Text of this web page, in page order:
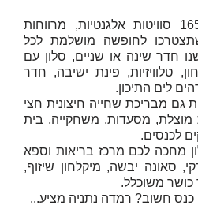
ברמדה נתניה תמצאו 165 סוויטות אלגנטיות, מרווחות
לחופשה מושלמת לכל
חדר שינה או שניים, סלון עם
טלוויזיות, פינת ישיבה, חדר
לים התיכון.
גם מבריכת שחייה חיצונית חצי
מוצלת, מסעדות, משחקייה, בית
לכנסים.
מחכה לכם מרכז בריאות וספא
סאונה יבשה, מיקלחון שיזוף,
כושר משוכלל.
חשוב? רמדה נתניה מציע...